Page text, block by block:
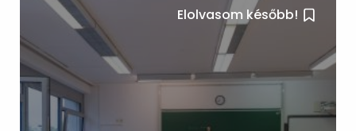
Elolvasom később!